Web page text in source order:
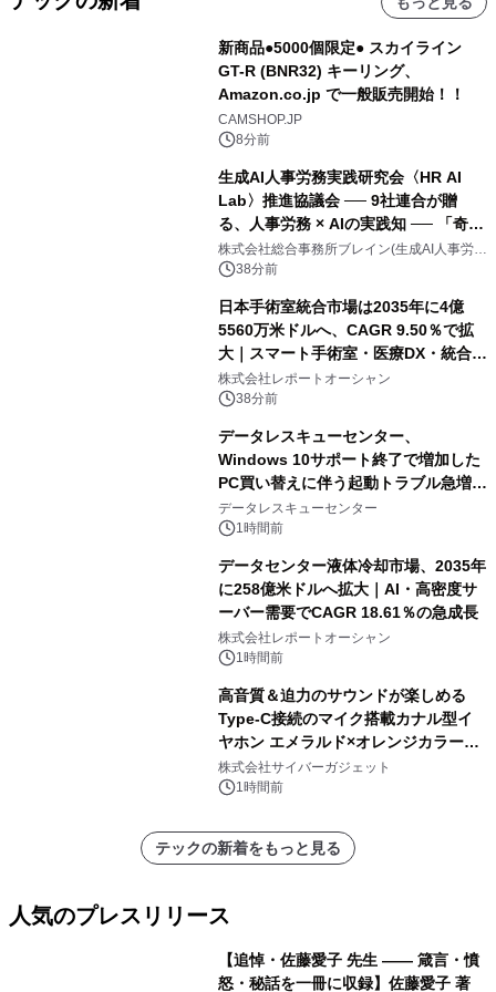
新商品●5000個限定● スカイライン
GT-R (BNR32) キーリング、
Amazon.co.jp で一般販売開始！！
CAMSHOP.JP
8分前
生成AI人事労務実践研究会〈HR AI
Lab〉推進協議会 ── 9社連合が贈
る、人事労務 × AIの実践知 ── 「奇跡
のセミナー」シリーズ始動！ HR × AI
SEMINAR 2026
株式会社総合事務所ブレイン(生成AI人事労務
実践研究会〈HR AI Lab〉推進協議会 事務局)
38分前
日本手術室統合市場は2035年に4億
5560万米ドルへ、CAGR 9.50％で拡
大｜スマート手術室・医療DX・統合シ
ステム導入が成長を加速
株式会社レポートオーシャン
38分前
データレスキューセンター、
Windows 10サポート終了で増加した
PC買い替えに伴う起動トラブル急増を
受け、 「PCが起動しない原因と対処
法」を初心者向けに公開
データレスキューセンター
1時間前
データセンター液体冷却市場、2035年
に258億米ドルへ拡大｜AI・高密度サ
ーバー需要でCAGR 18.61％の急成長
株式会社レポートオーシャン
1時間前
高音質＆迫力のサウンドが楽しめる
Type-C接続のマイク搭載カナル型イ
ヤホン エメラルド×オレンジカラーが
新登場！
株式会社サイバーガジェット
1時間前
テックの新着をもっと見る
人気のプレスリリース
【追悼・佐藤愛子 先生 —— 箴言・憤
怒・秘話を一冊に収録】佐藤愛子 著